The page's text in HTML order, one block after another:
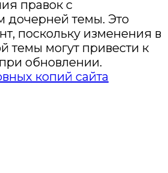
правок с
дочерней темы. Это
поскольку изменения в
темы могут привести к
обновлении.
копий сайта